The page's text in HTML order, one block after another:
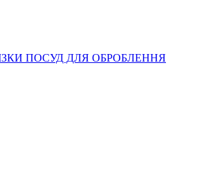
ПОСУД ДЛЯ ОБРОБЛЕННЯ